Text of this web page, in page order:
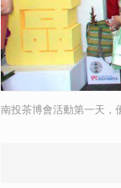
南投茶博會活動第一天，